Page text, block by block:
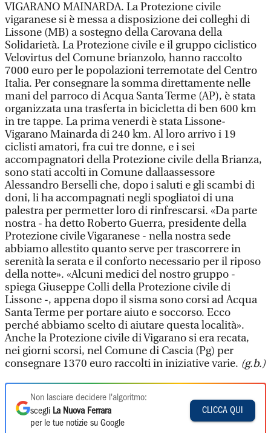
VIGARANO MAINARDA. La Protezione civile
vigaranese si è messa a disposizione dei colleghi di
Lissone (MB) a sostegno della Carovana della
Solidarietà. La Protezione civile e il gruppo ciclistico
Velovirtus del Comune brianzolo, hanno raccolto
7000 euro per le popolazioni terremotate del Centro
Italia. Per consegnare la somma direttamente nelle
mani del parroco di Acqua Santa Terme (AP), è stata
organizzata una trasferta in bicicletta di ben 600 km
in tre tappe. La prima venerdi è stata Lissone-
Vigarano Mainarda di 240 km. Al loro arrivo i 19
ciclisti amatori, fra cui tre donne, e i sei
accompagnatori della Protezione civile della Brianza,
sono stati accolti in Comune dallaassessore
Alessandro Berselli che, dopo i saluti e gli scambi di
doni, li ha accompagnati negli spogliatoi di una
palestra per permetter loro di rinfrescarsi. «Da parte
nostra - ha detto Roberto Guerra, presidente della
Protezione civile Vigaranese - nella nostra sede
abbiamo allestito quanto serve per trascorrere in
serenità la serata e il conforto necessario per il riposo
della notte». «Alcuni medici del nostro gruppo -
spiega Giuseppe Colli della Protezione civile di
Lissone -, appena dopo il sisma sono corsi ad Acqua
Santa Terme per portare aiuto e soccorso. Ecco
perché abbiamo scelto di aiutare questa località».
Anche la Protezione civile di Vigarano si era recata,
nei giorni scorsi, nel Comune di Cascia (Pg) per
consegnare 1370 euro raccolti in iniziative varie. (g.b.)
Non lasciare decidere l'algoritmo:
scegli La Nuova Ferrara
per le tue notizie su Google
CLICCA QUI